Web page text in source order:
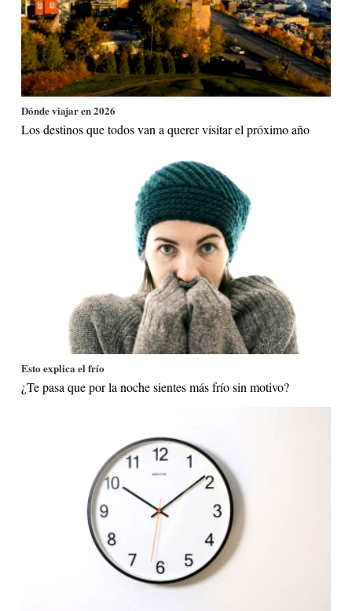
Dónde viajar en 2026
Los destinos que todos van a querer visitar el próximo año
Esto explica el frío
¿Te pasa que por la noche sientes más frío sin motivo?